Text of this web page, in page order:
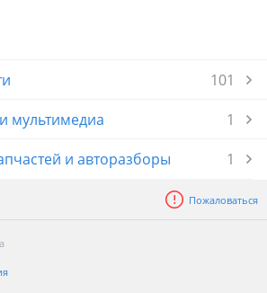
101
мультимедиа
1
и авторазборы
1
Пожаловаться